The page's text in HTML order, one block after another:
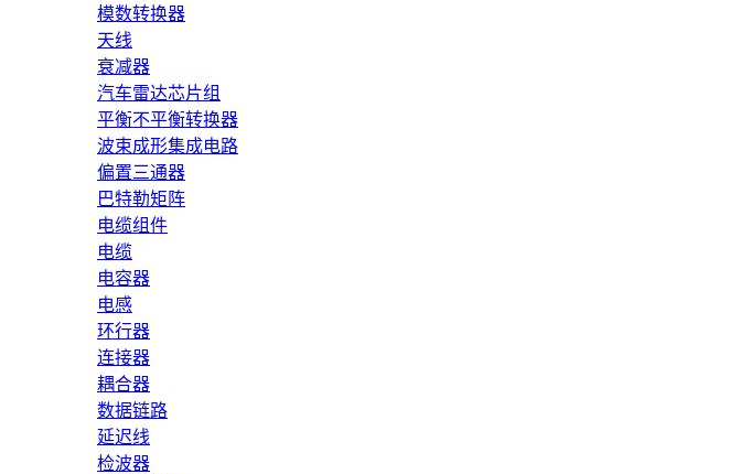
模数转换器
天线
衰减器
汽车雷达芯片组
平衡不平衡转换器
波束成形集成电路
偏置三通器
巴特勒矩阵
电缆组件
电缆
电容器
电感
环行器
连接器
耦合器
数据链路
延迟线
检波器